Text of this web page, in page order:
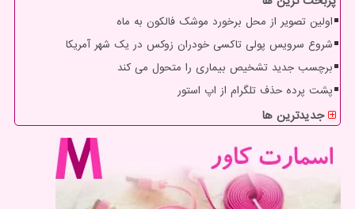
اولین تصویر از محل برخورد موشک فالکون به ماه
شروع سرویس پولی تاکسی خودران زوکس در یک شهر آمریکا
برچسب جدید تشخیص بیماری را متحول می کند
پشت پرده حذف تلگرام از اپ استور
جدیدترین ها